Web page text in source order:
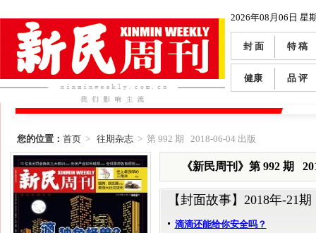
2026年08月06日 星
封 面 特 稿
健康 品 评
您的位置： 首页> 往期杂志> 第 992 期 2018-06-04 出版
《新民周刊》第 992 期
【封面故事】 2018年-21期
滴滴还能给你安全吗？